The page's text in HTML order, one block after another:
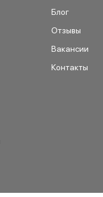
Блог
Отзывы
Вакансии
Контакты